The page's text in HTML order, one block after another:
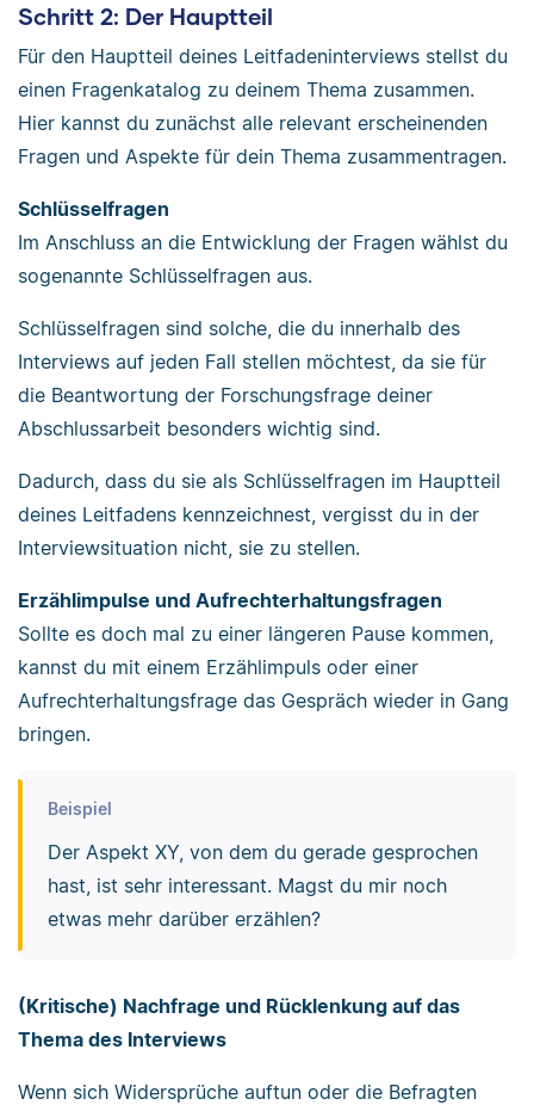
Schritt 2: Der Hauptteil
Für den Hauptteil deines Leitfadeninterviews stellst du
einen Fragenkatalog zu deinem Thema zusammen.
Hier kannst du zunächst alle relevant erscheinenden
Fragen und Aspekte für dein Thema zusammentragen.
Schlüsselfragen
Im Anschluss an die Entwicklung der Fragen wählst du
sogenannte Schlüsselfragen aus.
Schlüsselfragen sind solche, die du innerhalb des
Interviews auf jeden Fall stellen möchtest, da sie für
die Beantwortung der Forschungsfrage deiner
Abschlussarbeit besonders wichtig sind.
Dadurch, dass du sie als Schlüsselfragen im Hauptteil
deines Leitfadens kennzeichnest, vergisst du in der
Interviewsituation nicht, sie zu stellen.
Erzählimpulse und Aufrechterhaltungsfragen
Sollte es doch mal zu einer längeren Pause kommen,
kannst du mit einem Erzählimpuls oder einer
Aufrechterhaltungsfrage das Gespräch wieder in Gang
bringen.
Beispiel
Der Aspekt XY, von dem du gerade gesprochen
hast, ist sehr interessant. Magst du mir noch
etwas mehr darüber erzählen?
(Kritische) Nachfrage und Rücklenkung auf das
Thema des Interviews
Wenn sich Widersprüche auftun oder die Befragten